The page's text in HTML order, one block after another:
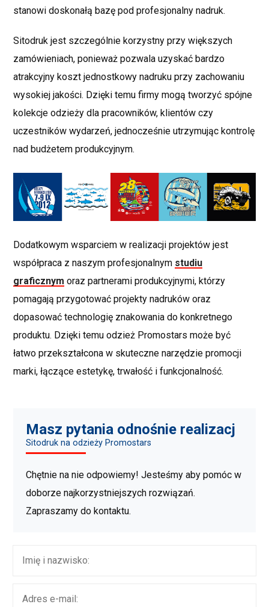
stanowi doskonałą bazę pod profesjonalny nadruk.
Sitodruk jest szczególnie korzystny przy większych
zamówieniach, ponieważ pozwala uzyskać bardzo
atrakcyjny koszt jednostkowy nadruku przy zachowaniu
wysokiej jakości. Dzięki temu firmy mogą tworzyć spójne
kolekcje odzieży dla pracowników, klientów czy
uczestników wydarzeń, jednocześnie utrzymując kontrolę
nad budżetem produkcyjnym.
Dodatkowym wsparciem w realizacji projektów jest
współpraca z naszym profesjonalnym studiu
graficznym oraz partnerami produkcyjnymi, którzy
pomagają przygotować projekty nadruków oraz
dopasować technologię znakowania do konkretnego
produktu. Dzięki temu odzież Promostars może być
łatwo przekształcona w skuteczne narzędzie promocji
marki, łączące estetykę, trwałość i funkcjonalność.
Masz pytania odnośnie realizacj
Sitodruk na odzieży Promostars
Chętnie na nie odpowiemy! Jesteśmy aby pomóc w
doborze najkorzystniejszych rozwiązań.
Zapraszamy do kontaktu.